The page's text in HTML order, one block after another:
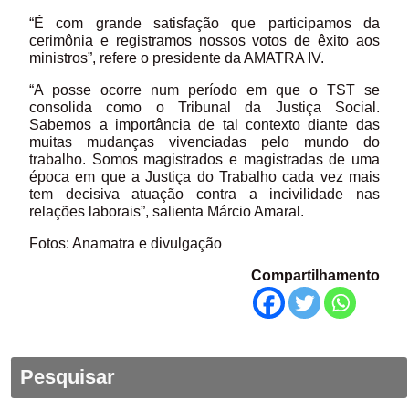
“É com grande satisfação que participamos da
cerimônia e registramos nossos votos de êxito aos
ministros”, refere o presidente da AMATRA IV.
“A posse ocorre num período em que o TST se
consolida como o Tribunal da Justiça Social.
Sabemos a importância de tal contexto diante das
muitas mudanças vivenciadas pelo mundo do
trabalho. Somos magistrados e magistradas de uma
época em que a Justiça do Trabalho cada vez mais
tem decisiva atuação contra a incivilidade nas
relações laborais”, salienta Márcio Amaral.
Fotos: Anamatra e divulgação
Compartilhamento
Pesquisar